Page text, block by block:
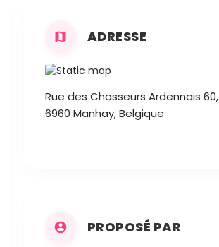
ADRESSE
Rue des Chasseurs Ardennais 60,
6960 Manhay, Belgique
PROPOSÉ PAR